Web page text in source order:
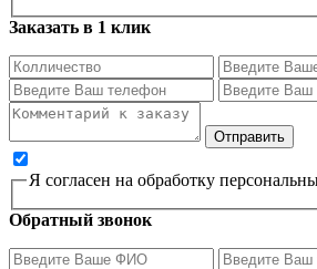
Заказать в 1 клик
Я согласен на обработку
Обратный звонок